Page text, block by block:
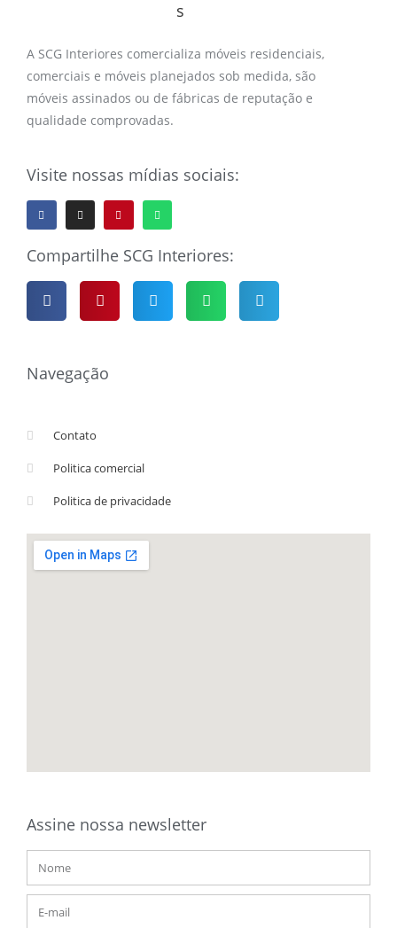
A SCG Interiores comercializa móveis residenciais,
comerciais e móveis planejados sob medida, são
móveis assinados ou de fábricas de reputação e
qualidade comprovadas.
Visite nossas mídias sociais:
Compartilhe SCG Interiores:
Navegação
Contato
Politica comercial
Politica de privacidade
Assine nossa newsletter